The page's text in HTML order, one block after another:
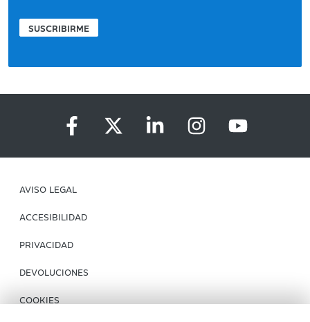
SUSCRIBIRME
AVISO LEGAL
ACCESIBILIDAD
PRIVACIDAD
DEVOLUCIONES
COOKIES